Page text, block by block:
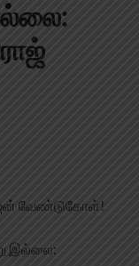
வேண்டுகோள்!
இல்லை: